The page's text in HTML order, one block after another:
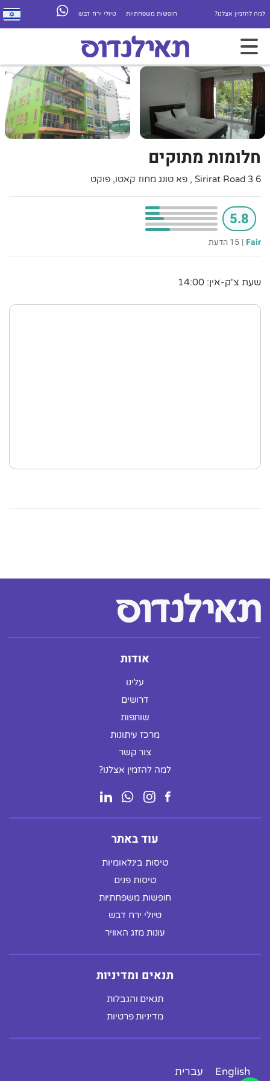
למה להזמין אצלנו? חופשות משפחתיות טיולי ירח דבש
חלומות מתוקים
6 3 Sirirat Road , פא טונג מחוז קאטו, פוקט
5.8
Fair
| 15 הדעת
שעת צ'ק-אין: 14:00
אודות
עלינו
דרושים
שותפות
מרכז עיתונות
צור קשר
למה להזמין אצלנו?
עוד באתר
טיסות בינלאומיות
טיסות פנים
חופשות משפחתיות
טיולי ירח דבש
עונות מזג האוויר
תנאים ומדיניות
תנאים והגבלות
מדיניות פרטיות
English עברית